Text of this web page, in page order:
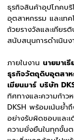
ธุรกิจสินค้าอุปโภค
อุตสาหกรรม และเท
ถ้วยรางวัลและเกีย
สนับสนุนการดำเนิน
ภายในงาน นายมาเ
ธุรกิจวัตถุดิบอุตสาห
เมียนมาร์ บริษัท
ทิศทางและความก้าว
DKSH พร้อมเน้นย้ำ
อย่างรับผิดชอบและ
ความยั่งยืนในทุกขั้น